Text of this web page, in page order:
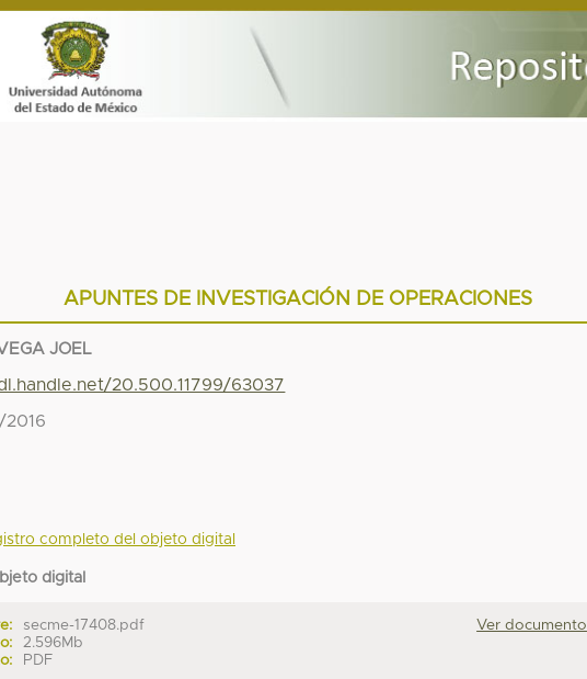
APUNTES DE INVESTIGACIÓN DE OPERACIONES
JOEL
20.500.11799/63037
2016
completo del objeto digital
digital
secme-17408.pdf
2.596Mb
PDF
Ver documento